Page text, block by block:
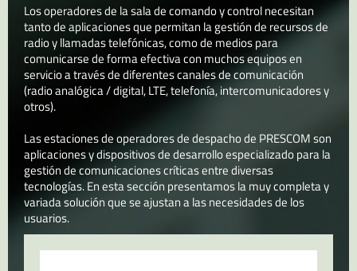
Los operadores de la sala de comando y control necesitan
tanto de aplicaciones que permitan la gestión de recursos de
radio y llamadas telefónicas, como de medios para
comunicarse de forma efectiva con muchos equipos en
servicio a través de diferentes canales de comunicación
(radio analógica / digital, LTE, telefonía, intercomunicadores y
otros).
Las estaciones de operadores de despacho de PRESCOM son
aplicaciones y dispositivos de desarrollo especializado para la
gestión de comunicaciones críticas entre diversas
tecnologías. En esta sección presentamos la muy completa y
variada solución que se ajustan a las necesidades de los
usuarios.